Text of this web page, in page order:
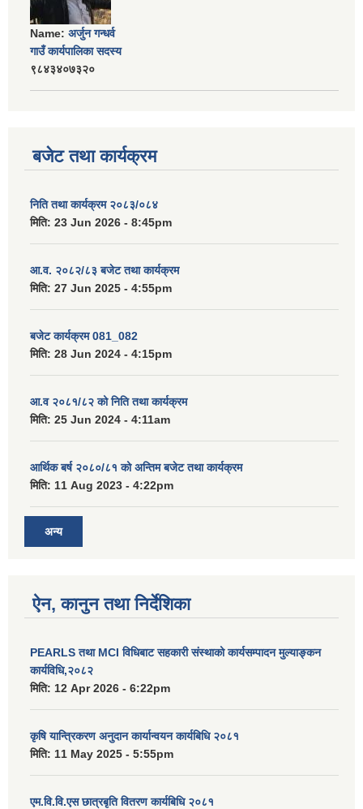
Name: अर्जुन गन्धर्व
गाउँ कार्यपालिका सदस्य
९८४३४०७३२०
बजेट तथा कार्यक्रम
निति तथा कार्यक्रम २०८३/०८४
मिति: 23 Jun 2026 - 8:45pm
आ.व. २०८२/८३ बजेट तथा कार्यक्रम
मिति: 27 Jun 2025 - 4:55pm
बजेट कार्यक्रम 081_082
मिति: 28 Jun 2024 - 4:15pm
आ.व २०८१/८२ को निति तथा कार्यक्रम
मिति: 25 Jun 2024 - 4:11am
आर्थिक बर्ष २०८०/८१ को अन्तिम बजेट तथा कार्यक्रम
मिति: 11 Aug 2023 - 4:22pm
अन्य
ऐन, कानुन तथा निर्देशिका
PEARLS तथा MCI विधिबाट सहकारी संस्थाको कार्यसम्पादन मुल्याङ्कन
कार्यविधि,२०८२
मिति: 12 Apr 2026 - 6:22pm
कृषि यान्त्रिकरण अनुदान कार्यान्वयन कार्यबिधि २०८१
मिति: 11 May 2025 - 5:55pm
एम.वि.वि.एस छात्रबृति वितरण कार्यबिधि २०८१